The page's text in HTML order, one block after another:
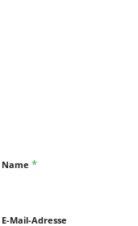
Name *
E-Mail-Adresse